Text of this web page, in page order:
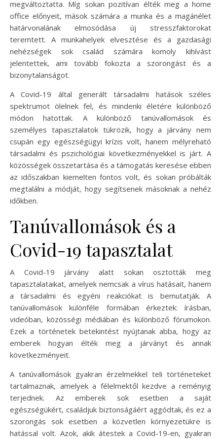
megváltoztatta. Míg sokan pozitívan élték meg a home
office előnyeit, mások számára a munka és a magánélet
határvonalának elmosódása új stresszfaktorokat
teremtett. A munkahelyek elvesztése és a gazdasági
nehézségek sok család számára komoly kihívást
jelentettek, ami tovább fokozta a szorongást és a
bizonytalanságot.
A Covid-19 által generált társadalmi hatások széles
spektrumot ölelnek fel, és mindenki életére különböző
módon hatottak. A különböző tanúvallomások és
személyes tapasztalatok tükrözik, hogy a járvány nem
csupán egy egészségügyi krízis volt, hanem mélyreható
társadalmi és pszichológiai következményekkel is járt. A
közösségek összetartása és a támogatás keresése ebben
az időszakban kiemelten fontos volt, és sokan próbálták
megtalálni a módját, hogy segítsenek másoknak a nehéz
időkben.
Tanúvallomások és a
Covid-19 tapasztalat
A Covid-19 járvány alatt sokan osztották meg
tapasztalataikat, amelyek nemcsak a vírus hatásait, hanem
a társadalmi és egyéni reakciókat is bemutatják. A
tanúvallomások különféle formában érkeztek: írásban,
videóban, közösségi médiában és különböző fórumokon.
Ezek a történetek betekintést nyújtanak abba, hogy az
emberek hogyan élték meg a járványt és annak
következményeit.
A tanúvallomások gyakran érzelmekkel teli történeteket
tartalmaznak, amelyek a félelmektől kezdve a reményig
terjednek. Az emberek sok esetben a saját
egészségükért, családjuk biztonságáért aggódtak, és ez a
szorongás sok esetben a közvetlen környezetükre is
hatással volt. Azok, akik átestek a Covid-19-en, gyakran